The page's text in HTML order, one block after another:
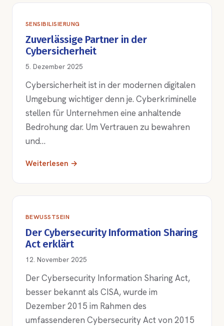
SENSIBILISIERUNG
Zuverlässige Partner in der
Cybersicherheit
5. Dezember 2025
Cybersicherheit ist in der modernen digitalen
Umgebung wichtiger denn je. Cyberkriminelle
stellen für Unternehmen eine anhaltende
Bedrohung dar. Um Vertrauen zu bewahren
und…
Weiterlesen →
BEWUSSTSEIN
Der Cybersecurity Information Sharing
Act erklärt
12. November 2025
Der Cybersecurity Information Sharing Act,
besser bekannt als CISA, wurde im
Dezember 2015 im Rahmen des
umfassenderen Cybersecurity Act von 2015